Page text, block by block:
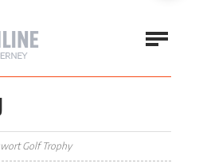
Golf Trophy